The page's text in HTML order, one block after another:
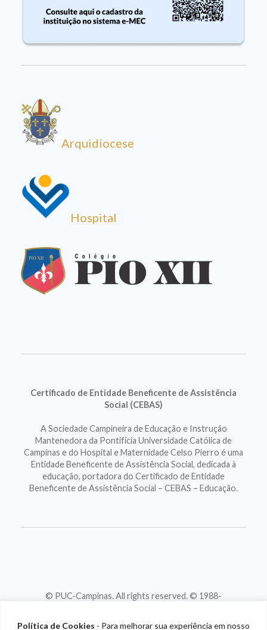
Política de Cookies - Para melhorar sua experiência em nosso
Arquidiocese
Hospital
Certificado de Entidade Beneficente de Assistência
Social (CEBAS)
A Sociedade Campineira de Educação e Instrução
Mantenedora da Pontifícia Universidade Católica de
Campinas e do Hospital e Maternidade Celso Pierro é uma
Entidade Beneficente de Assistência Social, dedicada à
educação, portadora do Certificado de Entidade
Beneficente de Assistência Social – CEBAS – Educação.
© PUC-Campinas. All rights reserved. © 1988-